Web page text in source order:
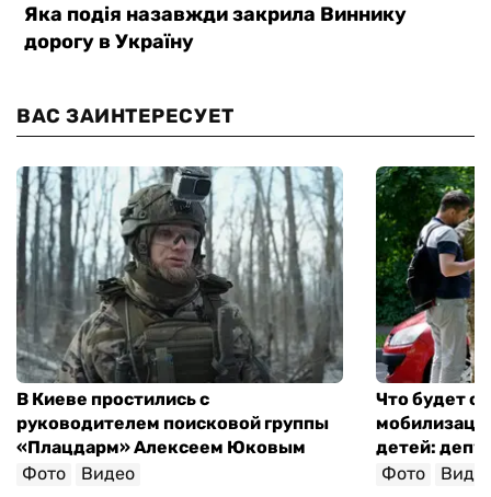
ВАС ЗАИНТЕРЕСУЕТ
В Киеве простились с
руководителем поисковой группы
«Плацдарм» Алексеем Юковым
Фото
Видео
Что будет с
детей:
Фото